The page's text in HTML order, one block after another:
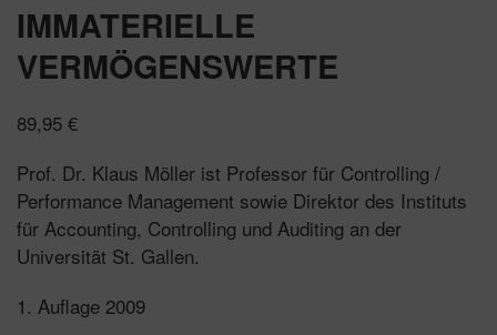
IMMATERIELLE
VERMÖGENSWERTE
89,95 €
Prof. Dr. Klaus Möller ist Professor für Controlling /
Performance Management sowie Direktor des Instituts
für Accounting, Controlling und Auditing an der
Universität St. Gallen.
1. Auflage 2009